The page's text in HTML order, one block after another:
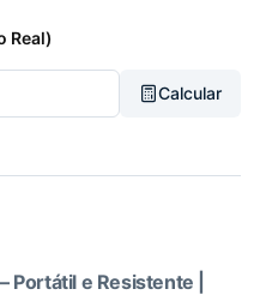
Real)
Calcular
e Resistente |